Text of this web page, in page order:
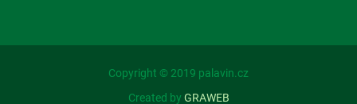
Copyright © 2019 palavin.cz
Created by GRAWEB